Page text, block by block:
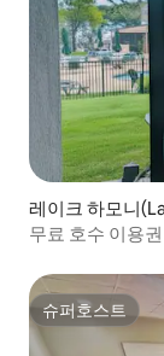
레이크 하모니
무료 호수 이용
슈퍼호스트
슈퍼호스트